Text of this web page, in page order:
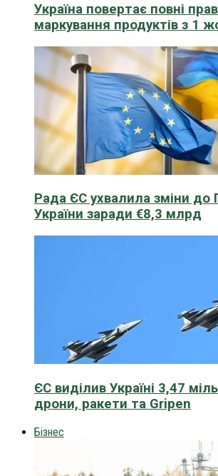
Україна повертає повні
маркування продуктів з 1
Рада ЄС ухвалила зміни до
України заради €8,3 млрд
ЄС виділив Україні 3,47
дрони, ракети та Gripen
Бізнес